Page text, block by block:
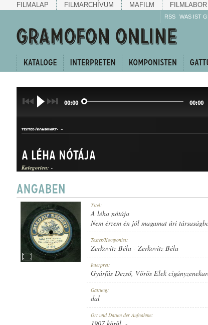
FILMALAP FILMARCHÍVUM MAFILM FILMLABOR
RSS WAS IST
00:00 00:00
TEXTER/KOMPONIST: -
DAL
1907 KÖRÜL
A léha nótája
Kategorien: -
Titel:
A léha nótája
Nem érzem én jól magamat úri
Texter/Komponist:
Zerkovitz Béla - Zerkovitz Béla
Interpret:
Gyárfás Dezső, Vörös Elek
Gattung:
dal
Ort und Datum der Aufnahme: